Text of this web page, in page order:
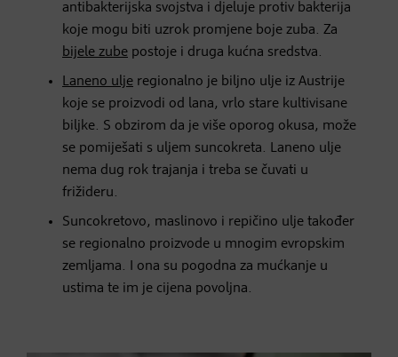
antibakterijska svojstva i djeluje protiv bakterija
koje mogu biti uzrok promjene boje zuba. Za
bijele zube postoje i druga kućna sredstva.
Laneno ulje regionalno je biljno ulje iz Austrije
koje se proizvodi od lana, vrlo stare kultivisane
biljke. S obzirom da je više oporog okusa, može
se pomiješati s uljem suncokreta. Laneno ulje
nema dug rok trajanja i treba se čuvati u
frižideru.
Suncokretovo, maslinovo i repičino ulje također
se regionalno proizvode u mnogim evropskim
zemljama. I ona su pogodna za mućkanje u
ustima te im je cijena povoljna.